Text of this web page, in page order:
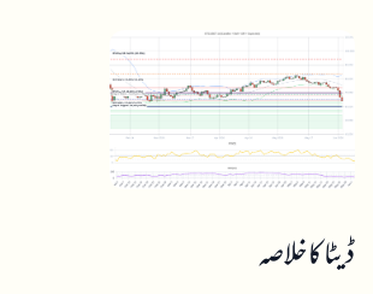
ڈیٹا کا خلاصہ